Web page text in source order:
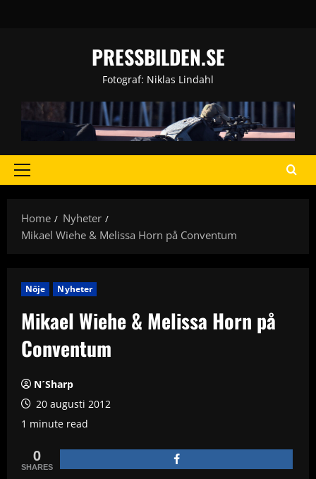
PRESSBILDEN.SE
Fotograf: Niklas Lindahl
Primary
Home
Nyheter
Mikael Wiehe & Melissa Horn på Conventum
Nöje Nyheter
Mikael Wiehe & Melissa Horn på
Conventum
N´Sharp
20 augusti 2012
1 minute read
0
SHARES